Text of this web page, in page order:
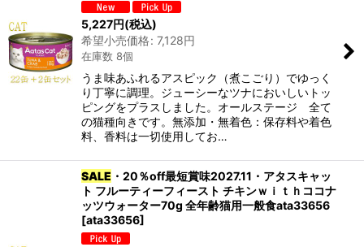
5,227円(税込)
希望小売価格: 7,128円
在庫数 8個
うま味あふれるアスピック（煮こごり）でゆっく
り丁寧に調理。ジューシーなツナにおいしいトッ
ピングをプラスしました。オールステージ 全て
の猫種向きです。無添加・無着色：保存料や着色
料、香料は一切使用してお…
SALE ・20％off最短賞味2027.11・アタスキャッ
ト フルーティーフィースト チキンｗｉｔｈココナ
ッツウォーター70g 全年齢猫用一般食ata33656
[ata33656]